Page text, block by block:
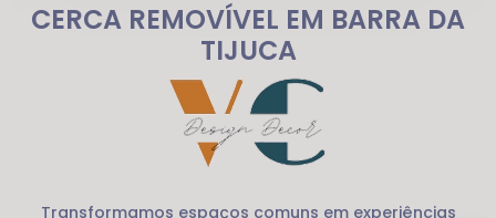
CERCA REMOVÍVEL EM BARRA DA
TIJUCA
Transformamos espaços comuns em experiências